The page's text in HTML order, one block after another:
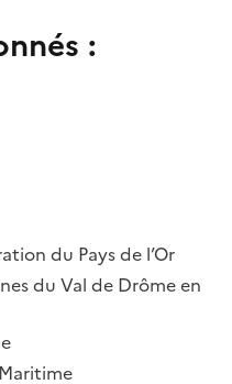
:
du Pays de l’Or
du Val de Drôme en